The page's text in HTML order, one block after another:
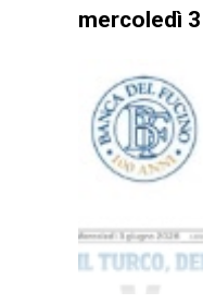
mercoledì